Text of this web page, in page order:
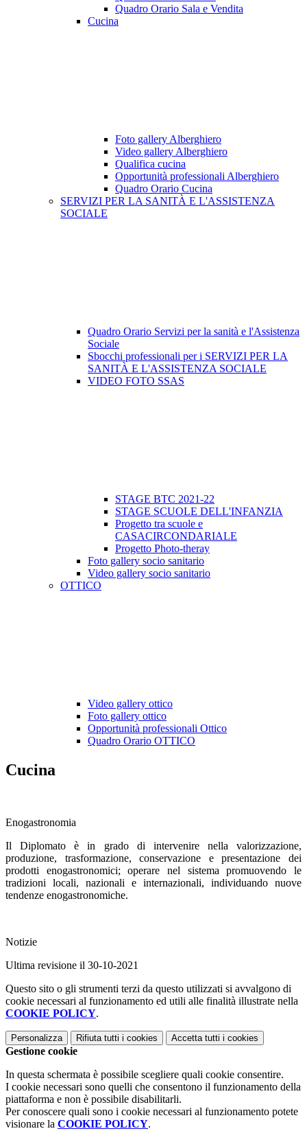
Quadro Orario Sala e Vendita
Cucina
Foto gallery Alberghiero
Video gallery Alberghiero
Qualifica cucina
Opportunità professionali Alberghiero
Quadro Orario Cucina
SERVIZI PER LA SANITÀ E L'ASSISTENZA
SOCIALE
Quadro Orario Servizi per la sanità e l'Assistenza
Sociale
Sbocchi professionali per i SERVIZI PER LA
SANITÀ E L'ASSISTENZA SOCIALE
VIDEO FOTO SSAS
STAGE BTC 2021-22
STAGE SCUOLE DELL'INFANZIA
Progetto tra scuole e
CASACIRCONDARIALE
Progetto Photo-theray
Foto gallery socio sanitario
Video gallery socio sanitario
OTTICO
Video gallery ottico
Foto gallery ottico
Opportunità professionali Ottico
Quadro Orario OTTICO
Cucina
Enogastronomia
Il Diplomato è in grado di intervenire nella valorizzazione,
produzione, trasformazione, conservazione e presentazione dei
prodotti enogastronomici; operare nel sistema promuovendo le
tradizioni locali, nazionali e internazionali, individuando nuove
tendenze enogastronomiche.
Notizie
Ultima revisione il 30-10-2021
Questo sito o gli strumenti terzi da questo utilizzati si avvalgono di
cookie necessari al funzionamento ed utili alle finalità illustrate nella
COOKIE POLICY.
Personalizza Rifiuta tutti i cookies Accetta tutti i cookies
Gestione cookie
In questa schermata è possibile scegliere quali cookie consentire.
I cookie necessari sono quelli che consentono il funzionamento della
piattaforma e non è possibile disabilitarli.
Per conoscere quali sono i cookie necessari al funzionamento potete
visionare la COOKIE POLICY.